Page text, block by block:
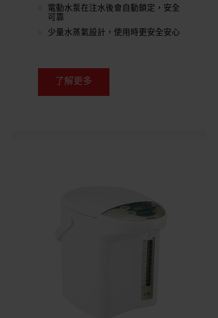
電動水泵在注水後會自動鎖定，安全
可靠
少量水蒸氣設計，使用時更安全安心
了解更多